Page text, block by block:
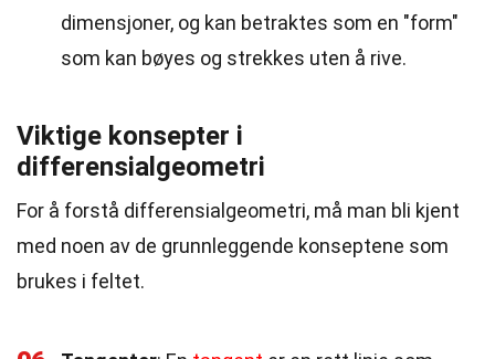
dimensjoner, og kan betraktes som en "form"
som kan bøyes og strekkes uten å rive.
Viktige konsepter i
differensialgeometri
For å forstå differensialgeometri, må man bli kjent
med noen av de grunnleggende konseptene som
brukes i feltet.